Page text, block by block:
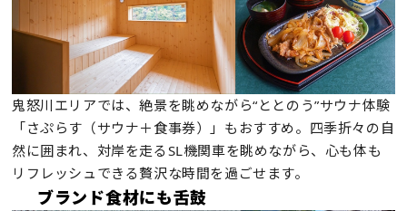
鬼怒川エリアでは、絶景を眺めながら“ととのう”サウナ体験
「さぷらす（サウナ＋食事券）」もおすすめ。四季折々の自
然に囲まれ、対岸を走るSL機関車を眺めながら、心も体も
リフレッシュできる贅沢な時間を過ごせます。
ブランド食材にも舌鼓